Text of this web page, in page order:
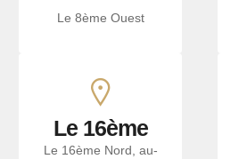
Le 8ème Ouest
Le 16ème
Le 16ème Nord, au-